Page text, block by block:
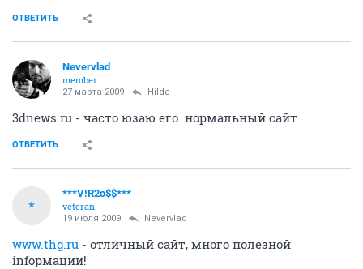
ОТВЕТИТЬ
Nevervlad
member
27 марта 2009 Hilda
3dnews.ru - часто юзаю его. нормальный сайт
ОТВЕТИТЬ
*
***V!R2o$$***
veteran
19 июля 2009 Nevervlad
www.thg.ru - отличный сайт, много полезной
infoрмации!